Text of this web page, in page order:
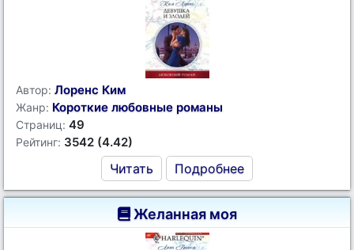
Автор: Лоренс Ким
Жанр: Короткие любовные романы
Страниц: 49
Рейтинг: 3542 (4.42)
Читать Подробнее
Желанная моя